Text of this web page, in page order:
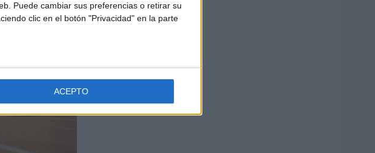
Puede cambiar sus preferencias o retirar su
clic en el botón "Privacidad" en la parte
ACEPTO